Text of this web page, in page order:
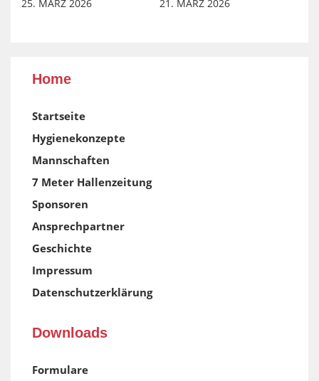
25. MÄRZ 2026 21. MÄRZ 2026
Home
Startseite
Hygienekonzepte
Mannschaften
7 Meter Hallenzeitung
Sponsoren
Ansprechpartner
Geschichte
Impressum
Datenschutzerklärung
Downloads
Formulare